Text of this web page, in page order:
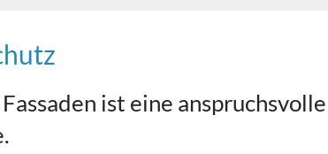
ist eine anspruchsvolle